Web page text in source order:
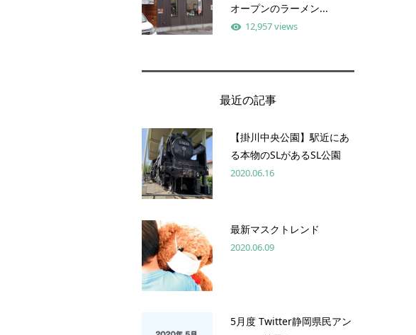
オープンのラーメン...
12,957 views
最近の記事
【掛川中央公園】駅近にあ
る本物のSLがあるSL公園
2020.06.16
最新マスクトレンド
2020.06.09
5月度 Twitter静岡県民アン